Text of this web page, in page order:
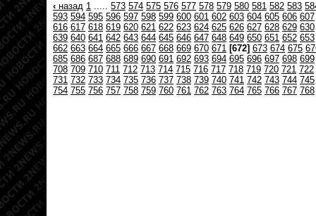
‹ назад 1 ..... 573 574 575 576 577 578 579 580 581 582 583
593 594 595 596 597 598 599 600 601 602 603 604 605 606 607
616 617 618 619 620 621 622 623 624 625 626 627 628 629 630
639 640 641 642 643 644 645 646 647 648 649 650 651 652 653
662 663 664 665 666 667 668 669 670 671 [672] 673 674 675
685 686 687 688 689 690 691 692 693 694 695 696 697 698 699
708 709 710 711 712 713 714 715 716 717 718 719 720 721 722
731 732 733 734 735 736 737 738 739 740 741 742 743 744 745
754 755 756 757 758 759 760 761 762 763 764 765 766 767 768